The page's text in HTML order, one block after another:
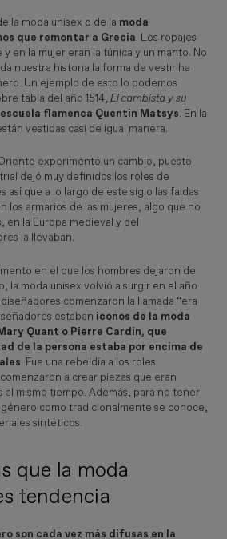
la moda unisex o de la moda
que remontar a Grecia. Los ropajes
en la mujer eran la túnica y un manto. No
nuestra historia la forma de vestir ha
Un ejemplo de esto lo podemos
tabla del año 1514,El cambista y su
flamenca Quentin Matsys. En la
vestidas casi de igual manera.
experimentó un cambio, puesto
dejó muy definidos los roles de
así que a lo largo de este siglo las faldas
los armarios de las mujeres, algo que no
en la Europa medieval y del
la llevaban.
en el que los hombres dejaron de
la moda unisex volvió a surgir en el año
comenzaron la llamada “era
estaban iconos de la moda
Quant o Pierre Cardin, que
de la persona estaba por encima de
. Fue una rebeldía a los roles
a crear piezas que eran
al mismo tiempo. Además, para no tener
como tradicionalmente se conoce,
sintéticos.
que la moda
tendencia
son cada vez más difusas en la